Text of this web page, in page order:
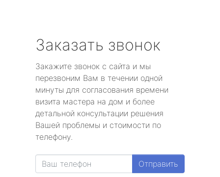
Заказать звонок
Закажите звонок с сайта и мы
перезвоним Вам в течении одной
минуты для согласования времени
визита мастера на дом и более
детальной консультации решения
Вашей проблемы и стоимости по
телефону.
Отправить